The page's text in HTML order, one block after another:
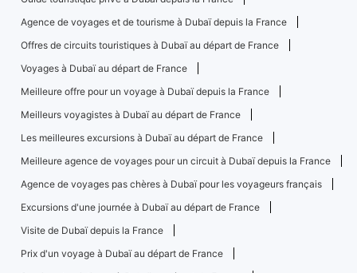
Agence de voyages et de tourisme à Dubaï depuis la France
Offres de circuits touristiques à Dubaï au départ de France
Voyages à Dubaï au départ de France
Meilleure offre pour un voyage à Dubaï depuis la France
Meilleurs voyagistes à Dubaï au départ de France
Les meilleures excursions à Dubaï au départ de France
Meilleure agence de voyages pour un circuit à Dubaï depuis la France
Agence de voyages pas chères à Dubaï pour les voyageurs français
Excursions d'une journée à Dubaï au départ de France
Visite de Dubaï depuis la France
Prix ​​d'un voyage à Dubaï au départ de France